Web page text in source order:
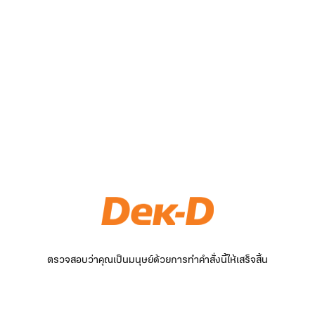
ตรวจสอบว่าคุณเป็นมนุษย์ด้วยการทำคำสั่งนี้ให้เสร็จสิ้น